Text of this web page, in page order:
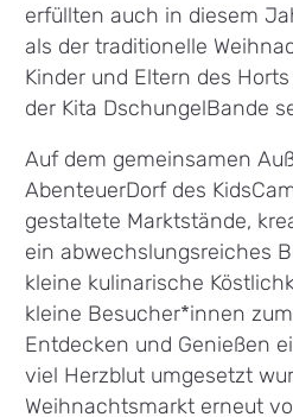
erfüllten auch in diesem
als der traditionelle
Kinder und Eltern des
der Kita DschungelBande
Auf dem gemeinsamen
AbenteuerDorf des
gestaltete Marktstände,
ein abwechslungsreiches
kleine kulinarische
kleine Besucher*innen
Entdecken und Genießen
viel Herzblut umgesetzt
Weihnachtsmarkt erneut